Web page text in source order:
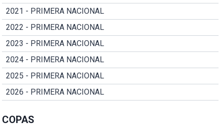
2021 - PRIMERA NACIONAL
2022 - PRIMERA NACIONAL
2023 - PRIMERA NACIONAL
2024 - PRIMERA NACIONAL
2025 - PRIMERA NACIONAL
2026 - PRIMERA NACIONAL
COPAS